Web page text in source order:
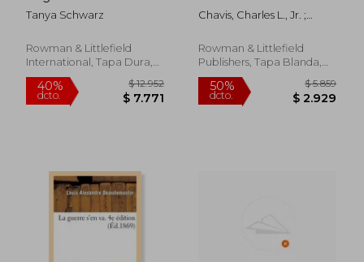
Transnational
Peacebuilding
on Religion in
International Politics)
Tanya Schwarz
Rowman & Littlefield
International, Tapa Dura,
Nuevo
Perspectives on
Racism, Justice, and
Inglés)
Chavis, Charles L., Jr. ;
Rowman & Littlefield
Publishers, Tapa Blanda,
Nuevo